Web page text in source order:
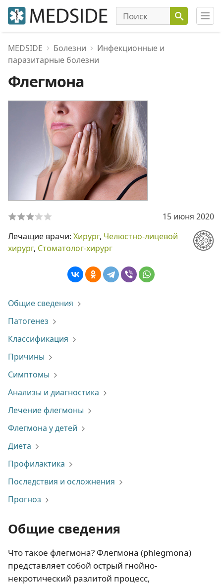
MEDSIDE Болезни
Инфекционные и
паразитарные болезни
Флегмона
15 июня 2020
Лечащие врачи: Хирург, Челюстно-лицевой
хирург, Стоматолог-хирург
Общие сведения
Патогенез
Классификация
Причины
Симптомы
Анализы и диагностика
Лечение флегмоны
Флегмона у детей
Диета
Профилактика
Последствия и осложнения
Прогноз
Общие сведения
Что такое флегмона? Флегмона (phlegmona)
представляет собой острый гнойно-
некротический разлитой процесс,